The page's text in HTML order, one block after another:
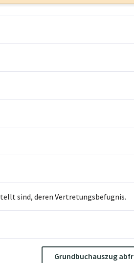
sind, deren Vertretungsbefugnis.
Grundbuchauszug